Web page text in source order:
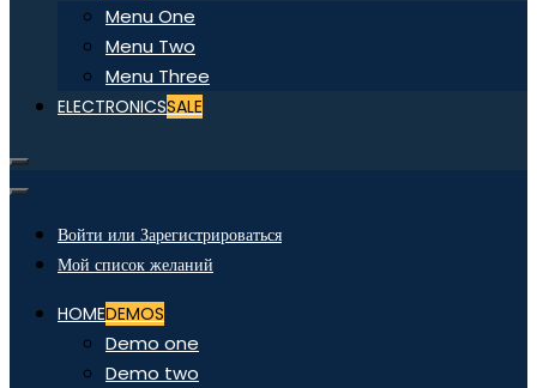
Menu One
Menu Two
Menu Three
ELECTRONICSSALE
Войти или Зарегистрироваться
Мой список желаний
HOMEDEMOS
Demo one
Demo two